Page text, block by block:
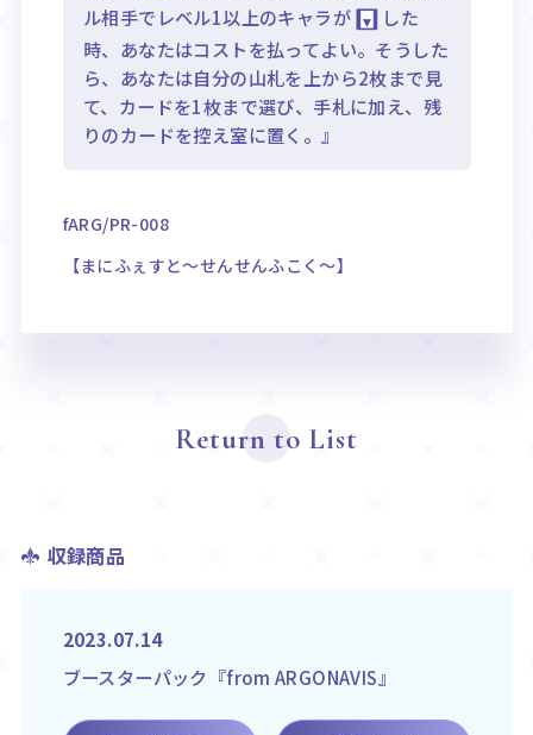
ル相手でレベル1以上のキャラが
した
時、あなたはコストを払ってよい。そうした
ら、あなたは自分の山札を上から2枚まで見
て、カードを1枚まで選び、手札に加え、残
りのカードを控え室に置く。』
fARG/PR-008
【まにふぇすと～せんせんふこく～】
Return to List
収録商品
2023.07.14
ブースターパック『from ARGONAVIS』